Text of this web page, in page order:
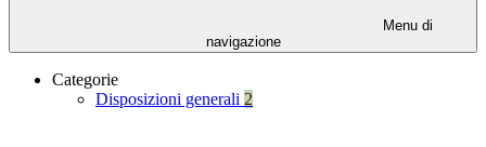
Menu di
navigazione
Categorie
Disposizioni generali 2